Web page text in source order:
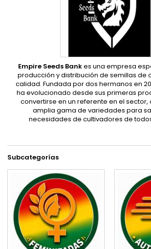
Empire Seeds Bankes una empresa
producción y distribución de semillas de
calidad. Fundada por dos hermanos en
ha evolucionado desde sus primeras
convertirse en un referente en el
amplia gama de variedades para
necesidades de cultivadores de
Subcategorías